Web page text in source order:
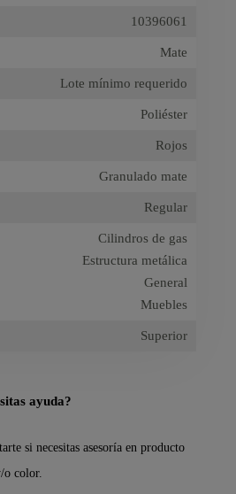
10396061
Mate
Lote mínimo requerido
Poliéster
Rojos
Granulado mate
Regular
Cilindros de gas
Estructura metálica
General
Muebles
Superior
ayuda?
si necesitas asesoría en producto
o color.